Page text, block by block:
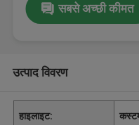
सबसे अच्छी कीमत
उत्पाद विवरण
हाइलाइट: